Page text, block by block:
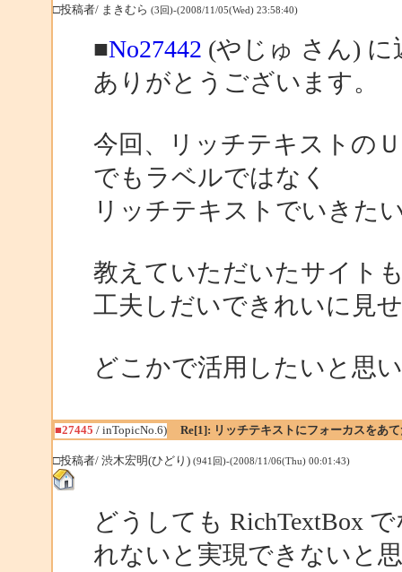
□投稿者/ まきむら (3回)-(2008/11/05(Wed) 23:58:40)
■No27442 (やじゅ さん) に
ありがとうございます。
今回、リッチテキストの
でもラベルではなく
リッチテキストでいきた
教えていただいたサイト
工夫しだいできれいに見
どこかで活用したいと思
■27445 / inTopicNo.6) Re[1]: リッチテキストにフォーカスをあ
□投稿者/ 渋木宏明(ひどり) (941回)-(2008/11/06(Thu) 00:01:43)
どうしても RichTextBox
れないと実現できないと